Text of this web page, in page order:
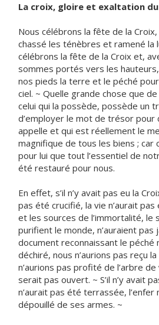
La croix, gloire et exaltation
Nous célébrons la fête de la
chassé les ténèbres et ramené la
célébrons la fête de la Croix et,
sommes portés vers les
nos pieds la terre et le péché
ciel. ~ Quelle grande chose que
celui qui la possède, possède un
d’employer le mot de trésor pour
appelle et qui est réellement le
magnifique de tous les biens ; car
pour lui que tout l’essentiel de
été restauré pour nous.
En effet, s’il n’y avait pas eu la
pas été crucifié, la vie n’aurait
et les sources de l’immortalité, le
purifient le monde, n’auraient pas
document reconnaissant le péché
déchiré, nous n’aurions pas reçu
n’aurions pas profité de l’arbre
serait pas ouvert. ~ S’il n’y avait
n’aurait pas été terrassée, l’enfer
dépouillé de ses armes. ~